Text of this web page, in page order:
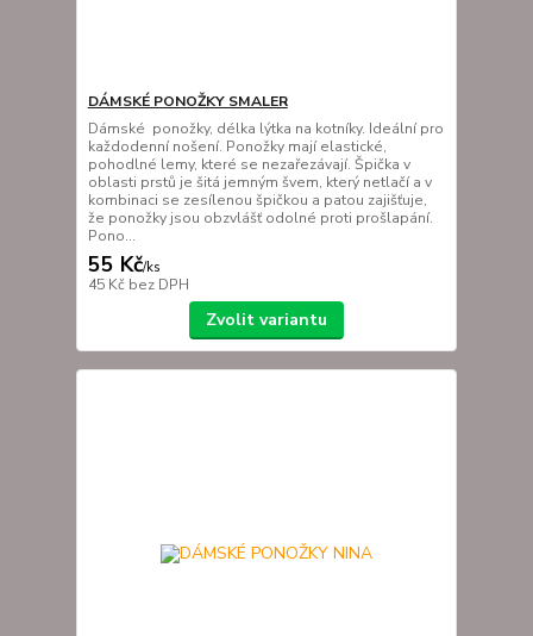
DÁMSKÉ PONOŽKY SMALER
Dámské ponožky, délka lýtka na kotníky. Ideální pro
každodenní nošení. Ponožky mají elastické,
pohodlné lemy, které se nezařezávají. Špička v
oblasti prstů je šitá jemným švem, který netlačí a v
kombinaci se zesílenou špičkou a patou zajišťuje,
že ponožky jsou obzvlášť odolné proti prošlapání.
Pono...
55 Kč/ks
45 Kč bez DPH
Zvolit variantu